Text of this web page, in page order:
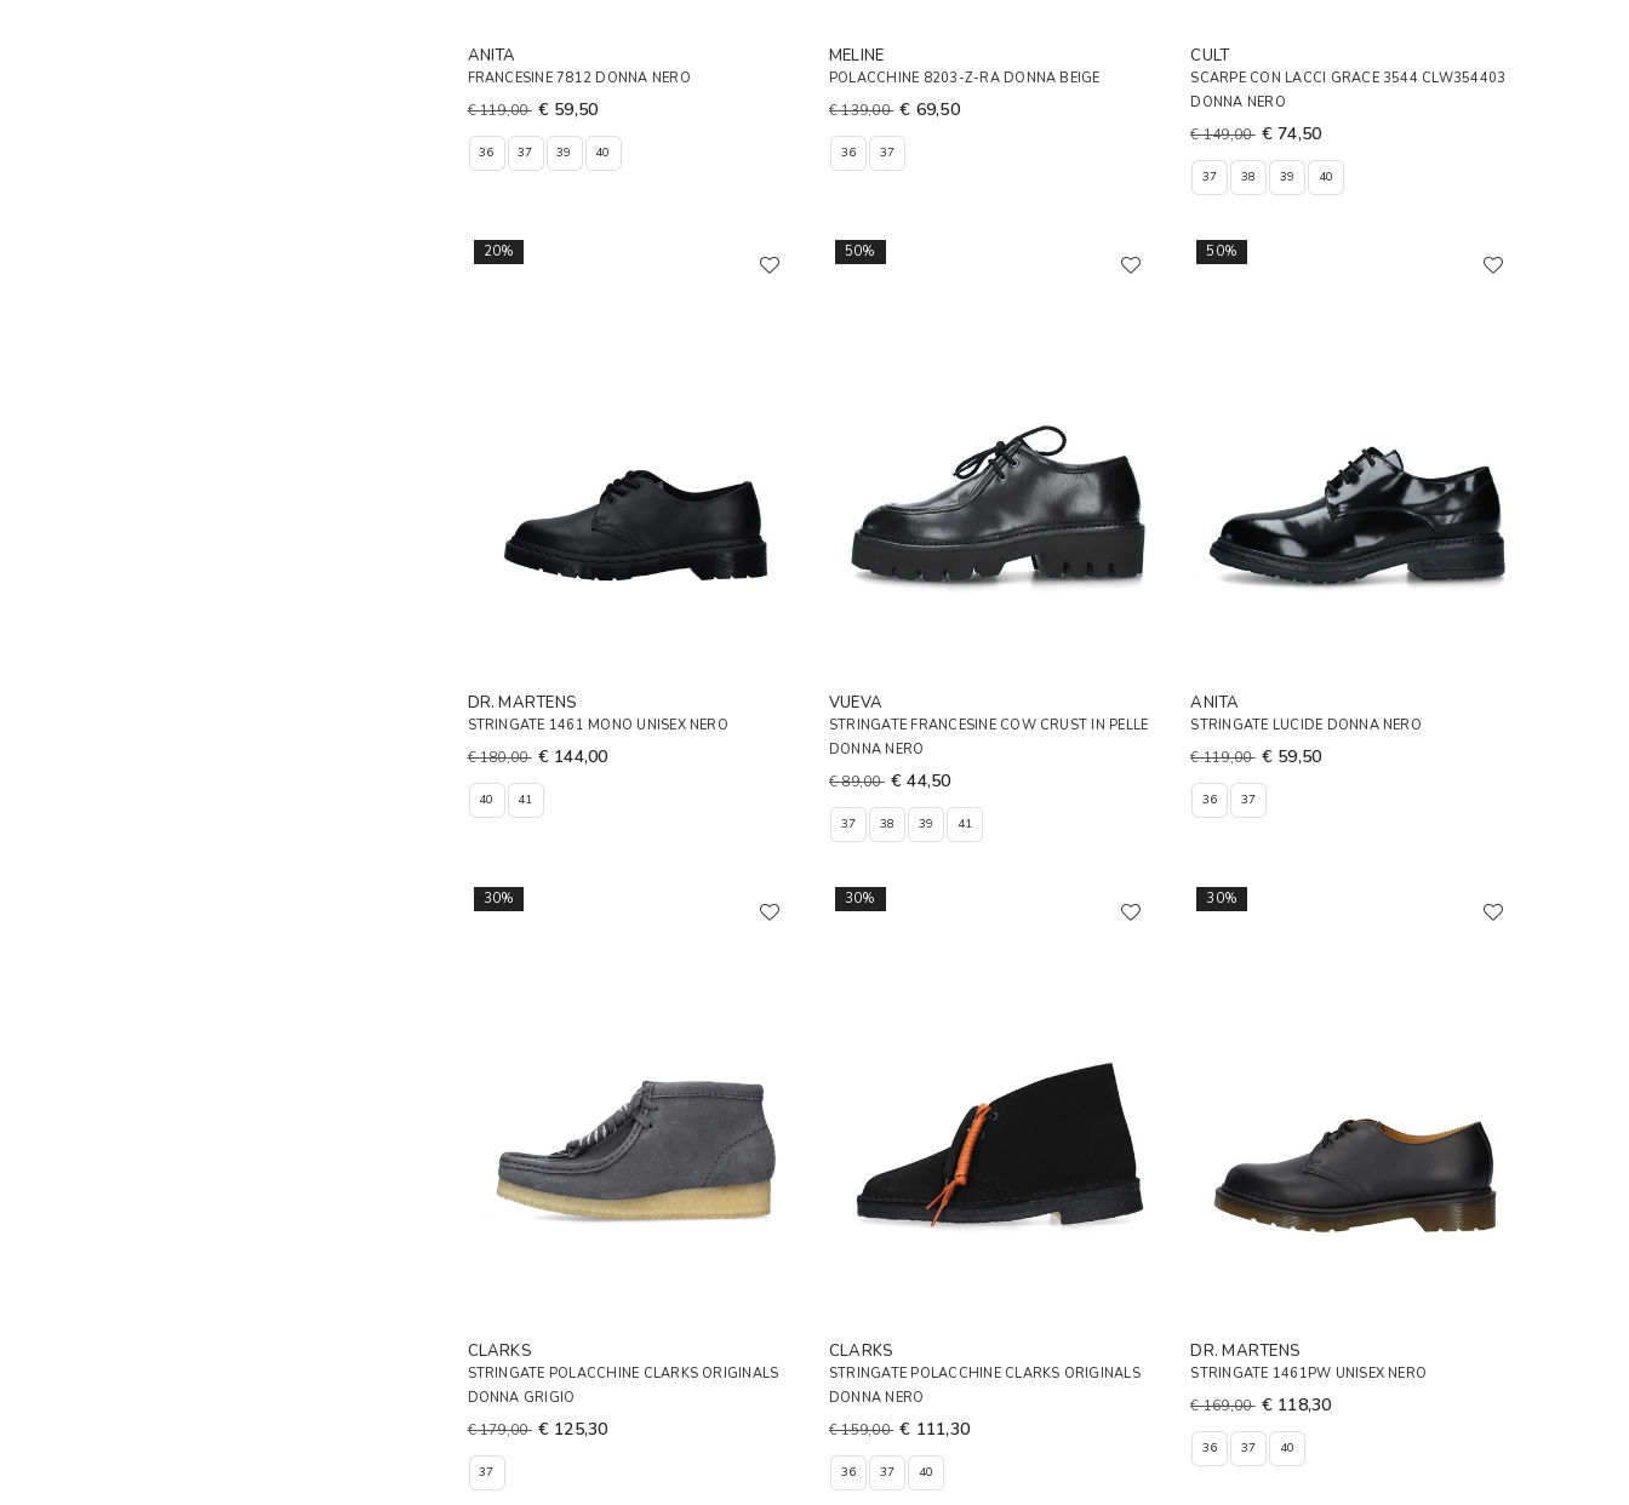
ANITA
FRANCESINE 7812 DONNA NERO
€ 119,00 € 59,50
36 37 39 40
MELINE
POLACCHINE 8203-Z-RA DONNA BEIGE
€ 139,00 € 69,50
36 37
CULT
SCARPE CON LACCI GRACE 3544 CLW354403
DONNA NERO
€ 149,00 € 74,50
37 38 39 40
20%
DR. MARTENS
STRINGATE 1461 MONO UNISEX NERO
€ 180,00 € 144,00
40 41
50%
VUEVA
STRINGATE FRANCESINE COW CRUST IN PELLE
DONNA NERO
€ 89,00 € 44,50
37 38 39 41
50%
ANITA
STRINGATE LUCIDE DONNA NERO
€ 119,00 € 59,50
36 37
30%
CLARKS
STRINGATE POLACCHINE CLARKS ORIGINALS
DONNA GRIGIO
€ 179,00 € 125,30
37
30%
CLARKS
STRINGATE POLACCHINE CLARKS ORIGINALS
DONNA NERO
€ 159,00 € 111,30
36 37 40
30%
DR. MARTENS
STRINGATE 1461PW UNISEX NERO
€ 169,00 € 118,30
36 37 40